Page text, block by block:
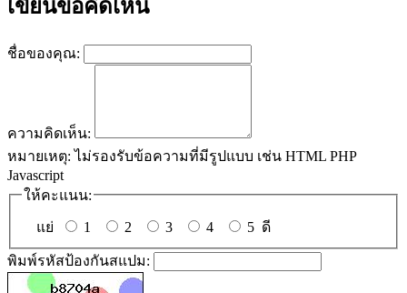
เขียนข้อคิดเห็น
ชื่อของคุณ:
ความคิดเห็น:
หมายเหตุ: ไม่รองรับข้อความที่มีรูปแบบ เช่น HTML PHP
Javascript
ให้คะแนน:
แย่ 1 2 3 4 5 ดี
พิมพ์รหัสป้องกันสแปม: